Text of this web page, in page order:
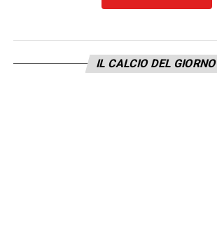
IL CALCIO DEL GIORNO